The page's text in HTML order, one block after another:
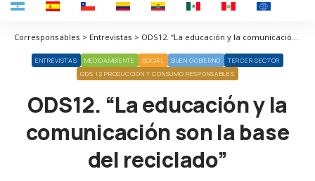
Corresponsables > Entrevistas > ODS12. “La educación y la comunicación son la base del reciclado”
ENTREVISTAS MEDIOAMBIENTE SOCIAL BUEN GOBIERNO
TERCER SECTOR
ODS 12 PRODUCCIÓN Y CONSUMO RESPONSABLES
ODS12. “La educación y la
comunicación son la base
del reciclado”